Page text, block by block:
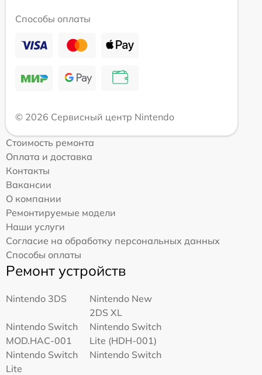
Способы оплаты
© 2026 Сервисный центр Nintendo
Стоимость ремонта
Оплата и доставка
Контакты
Вакансии
О компании
Ремонтируемые модели
Наши услуги
Согласие на обработку персональных данных
Способы оплаты
Ремонт устройств
Nintendo 3DS
Nintendo New
2DS XL
Nintendo Switch
MOD.HAC-001
Nintendo Switch
Lite (HDH-001)
Nintendo Switch
Lite
Nintendo Switch